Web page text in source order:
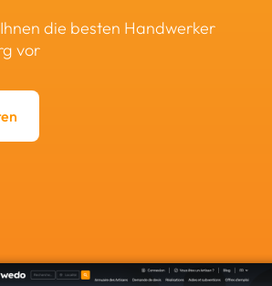
die besten Handwerker
vor